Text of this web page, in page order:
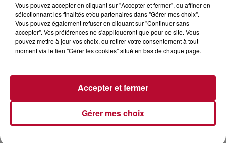
Après un franc succès l'été dernier, le spectacle « Le Rêve
du gladiateur » revient illuminer l'amphithéâtre romain les 6,
7 et 8 août. Une fresque nocturne...
Vous pouvez accepter en cliquant sur "Accepter et fermer", ou affiner en
sélectionnant les finalités et/ou partenaires dans "Gérer mes choix".
Vous pouvez également refuser en cliquant sur "Continuer sans
accepter". Vos préférences ne s'appliqueront que pour ce site. Vous
pouvez mettre à jour vos choix, ou retirer votre consentement à tout
moment via le lien "Gérer les cookies" situé en bas de chaque page.
Gérer mes choix
Accepter et fermer